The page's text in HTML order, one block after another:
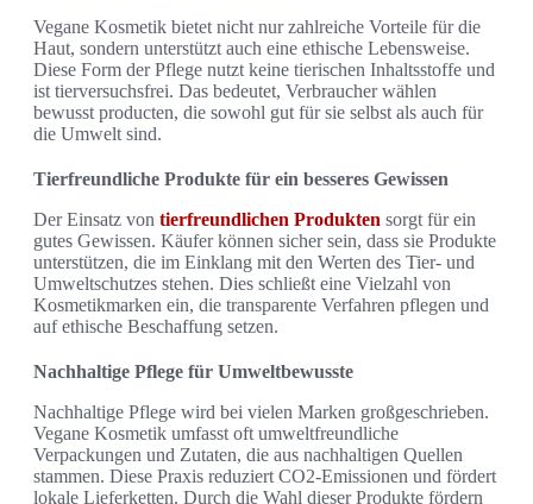
Vegane Kosmetik bietet nicht nur zahlreiche Vorteile für die
Haut, sondern unterstützt auch eine ethische Lebensweise.
Diese Form der Pflege nutzt keine tierischen Inhaltsstoffe und
ist tierversuchsfrei. Das bedeutet, Verbraucher wählen
bewusst producten, die sowohl gut für sie selbst als auch für
die Umwelt sind.
Tierfreundliche Produkte für ein besseres Gewissen
Der Einsatz von tierfreundlichen Produkten sorgt für ein
gutes Gewissen. Käufer können sicher sein, dass sie Produkte
unterstützen, die im Einklang mit den Werten des Tier- und
Umweltschutzes stehen. Dies schließt eine Vielzahl von
Kosmetikmarken ein, die transparente Verfahren pflegen und
auf ethische Beschaffung setzen.
Nachhaltige Pflege für Umweltbewusste
Nachhaltige Pflege wird bei vielen Marken großgeschrieben.
Vegane Kosmetik umfasst oft umweltfreundliche
Verpackungen und Zutaten, die aus nachhaltigen Quellen
stammen. Diese Praxis reduziert CO2-Emissionen und fördert
lokale Lieferketten. Durch die Wahl dieser Produkte fördern